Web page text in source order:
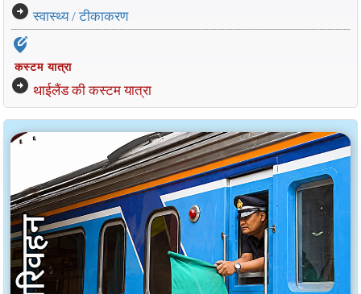
arrow_circle_right स्वास्थ्य / टीकाकरण
edit_location_alt
कस्टम यात्रा
arrow_circle_right थाईलैंड की कस्टम यात्रा